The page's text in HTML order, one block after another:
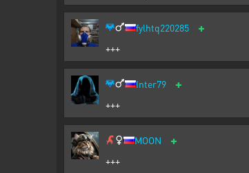
fylhtq220285 +
+++
Inter79 +
+++
MOON +
+++